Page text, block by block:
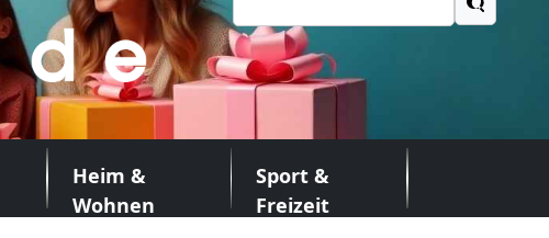
nach:
Heim &
Wohnen
Sport &
Freizeit